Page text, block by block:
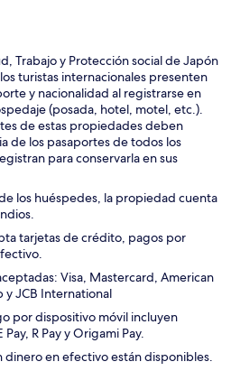
Trabajo y Protección social de Japón
turistas internacionales presenten
y nacionalidad al registrarse en
(posada, hotel, motel, etc.).
de estas propiedades deben
de los pasaportes de todos los
para conservarla en sus
los huéspedes, la propiedad cuenta
tarjetas de crédito, pagos por
Visa, Mastercard, American
y JCB International
por dispositivo móvil incluyen
Pay, R Pay y Origami Pay.
dinero en efectivo están disponibles.